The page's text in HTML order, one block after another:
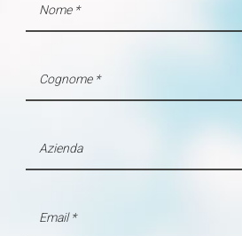
Approfondisci come vengono
e imposta le tue preferenze nella
dalla Dichiarazione sui cookie.
pubblicità e social media, i quali